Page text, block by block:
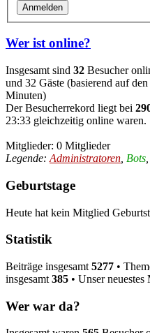
Wer ist online?
Insgesamt sind 32 Besucher
und 32 Gäste (basierend auf
Minuten)
Der Besucherrekord liegt bei
23:33 gleichzeitig online waren.
Mitglieder: 0 Mitglieder
Legende: Administratoren Bots
Geburtstage
Heute hat kein Mitglied
Statistik
Beiträge insgesamt 5277 •
insgesamt 385 • Unser
Wer war da?